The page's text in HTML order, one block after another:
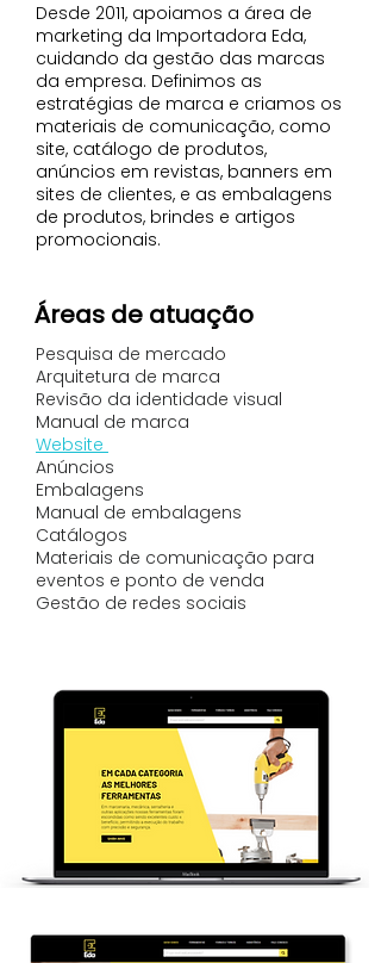
Desde 2011, apoiamos a área de
marketing da Importadora Eda,
cuidando da gestão das marcas
da empresa. Definimos as
estratégias de marca e criamos os
materiais de comunicação, como
site, catálogo de produtos,
anúncios em revistas, banners em
sites de clientes, e as embalagens
de produtos, brindes e artigos
promocionais.
Áreas de atuação
Pesquisa de mercado
Arquitetura de marca
Revisão da identidade visual
Manual de marca
Website
Anúncios
Embalagens
Manual de embalagens
Catálogos
Materiais de comunicação para
eventos e ponto de venda
Gestão de redes sociais